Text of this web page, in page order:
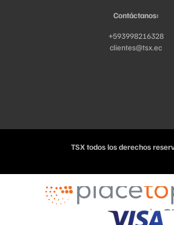
Contáctanos:
+593998216328
clientes@tsx.ec
TSX todos los derechos